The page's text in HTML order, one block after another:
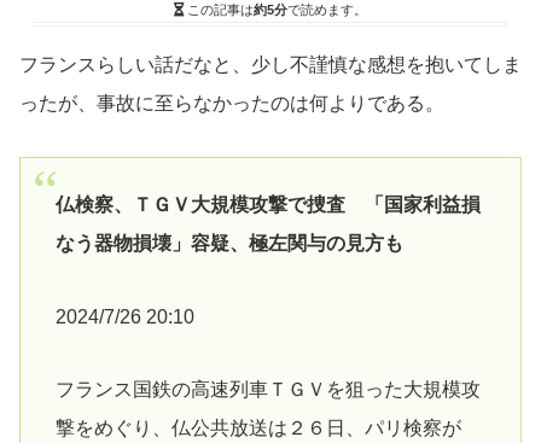
この記事は約5分で読めます。
フランスらしい話だなと、少し不謹慎な感想を抱いてしま
ったが、事故に至らなかったのは何よりである。
仏検察、ＴＧＶ大規模攻撃で捜査 「国家利益損
なう器物損壊」容疑、極左関与の見方も
2024/7/26 20:10
フランス国鉄の高速列車ＴＧＶを狙った大規模攻
撃をめぐり、仏公共放送は２６日、パリ検察が